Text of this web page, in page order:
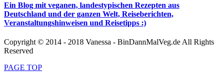
Ein Blog mit veganen, landestypischen Rezepten aus
Deutschland und der ganzen Welt, Reiseberichten,
Veranstaltungshinweisen und Reisetipps :)
Copyright © 2014 - 2018 Vanessa - BinDannMalVeg.de All Rights
Reserved
PAGE TOP